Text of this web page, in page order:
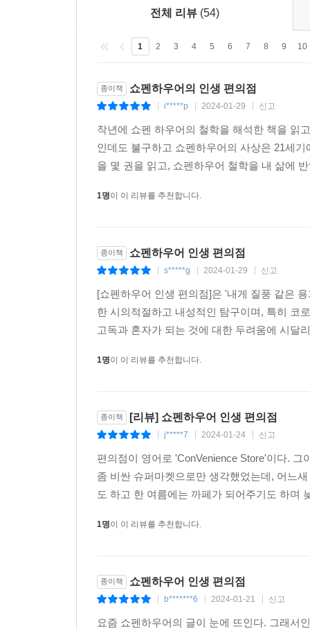
남들에게 자기의 지능을 표시할 때 말보다 침묵
고 말할 경우와 침묵을 지킬 때는 그 횟수가 거의
는 이득을 저버리는 수가 많다.
모든 생물이 숨을 돌이킬 새도 없이 고생하면서
말해서 권태에서 벗어나는 일이다.
인간은 일단 모든 물질적 및 정신적인 불행에서
으로 세월을 보낸 과거의 일들을 다행하게 생각
--- p.233, 「삶은 우리가 고역으로 갚아야 할 의무
두목, 즉 정복자가 있다.
그리하여 수십 만의 인간을 두 파로 갈라놓고 서
--- p.243, 「단테는 어디서 지옥의 표본과 이미지
인간의 이런 한 토막 꿈같은 생애에 비하면, 그
어떤 놈은 오랜 동면에 대비하여 잠자리를 마련
이것은 모두가 자연이 주는 불멸의 가르침이 아
쪽만이 유독 삶을 위태롭게 하는 것이 아님을 보여
--- p.272~273, 「자연은 삶과 죽음 사이에 본질적으로 차
더욱 깊이 있게 이해하고 체험할 수 있는지에 대
탐구하고자 하는 가장 뛰어난 철학자로 기억되고
전체 리뷰 (54)
1 2 3 4 5 6 7 8 9 10
종이책 쇼펜하우어의 인생 편의점
i*****p 2024-01-29 신고
작년에 쇼펜 하우어의 철학을 해석한 책을 읽
인데도 불구하고 쇼펜하우어의 사상은 21세
을 몇 권을 읽고, 쇼펜하우어 철학을 내 삶에
1명이 이 리뷰를 추천합니다.
종이책 쇼펜하우어 인생 편의점
s*****g 2024-01-29 신고
[쇼펜하우어 인생 편의점]은 '내게 질풍 같은
한 시의적절하고 내성적인 탐구이며, 특히 코
고독과 혼자가 되는 것에 대한 두려움에 시달
1명이 이 리뷰를 추천합니다.
종이책 [리뷰] 쇼펜하우어 인생 편의점
j*****7 2024-01-24 신고
편의점이 영어로 'ConVenience Store'이다.
좀 비싼 슈퍼마켓으로만 생각했었는데, 어느
도 하고 한 여름에는 까페가 되어주기도 하며
1명이 이 리뷰를 추천합니다.
종이책 쇼펜하우어 인생 편의점
b*******6 2024-01-21 신고
요즘 쇼펜하우어의 글이 눈에 뜨인다. 그래서